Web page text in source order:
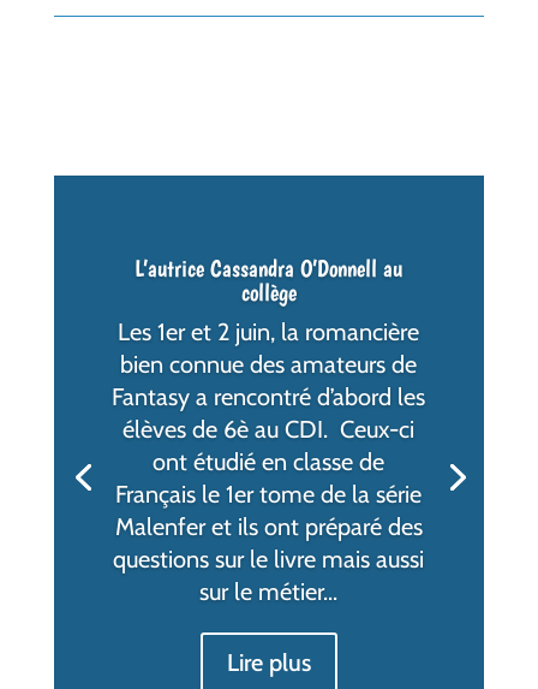
L’autrice Cassandra O’Donnell au
collège
Les 1er et 2 juin, la romancière
bien connue des amateurs de
Fantasy a rencontré d’abord les
élèves de 6è au CDI. Ceux-ci
ont étudié en classe de
Français le 1er tome de la série
Malenfer et ils ont préparé des
questions sur le livre mais aussi
sur le métier...
Lire plus